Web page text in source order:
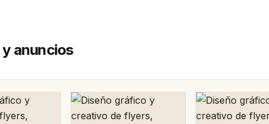
anuncios